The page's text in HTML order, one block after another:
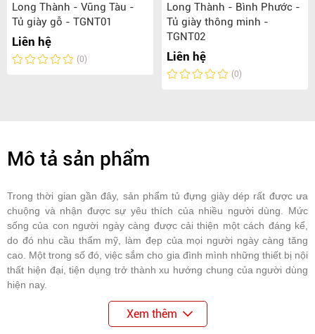
Long Thành - Vũng Tàu -
Tủ giày gỗ - TGNT01
Liên hệ
(0)
Long Thành - Bình Phước -
Tủ giày thông minh -
TGNT02
Liên hệ
(0)
Mô tả sản phẩm
Trong thời gian gần đây, sản phẩm tủ đựng giày dép rất được ưa
chuộng và nhận được sự yêu thích của nhiều người dùng. Mức
sống của con người ngày càng được cải thiện một cách đáng kể,
do đó nhu cầu thẩm mỹ, làm đẹp của mọi người ngày càng tăng
cao. Một trong số đó, việc sắm cho gia đình mình những thiết bị nội
thất hiện đại, tiện dụng trở thành xu hướng chung của người dùng
hiện nay.
Xem thêm